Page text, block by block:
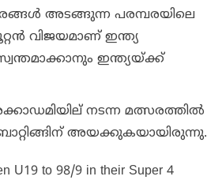
അടങ്ങുന്ന പരമ്പരയിലെ
വിജയമാണ് ഇന്ത്യ
ഇന്ത്യയ്ക്ക്
നടന്ന മത്സരത്തില്‍
അയക്കുകയായിരുന്നു.
U19 to 98/9 in their Super 4